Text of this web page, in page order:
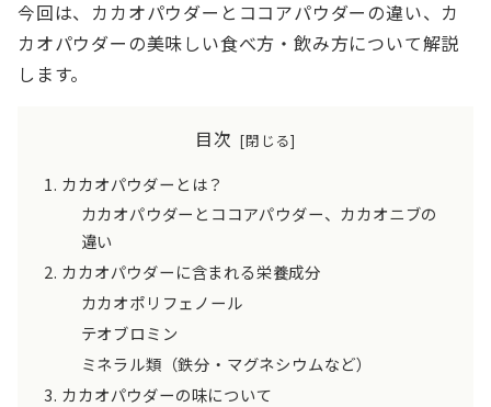
今回は、カカオパウダーとココアパウダーの違い、カ
カオパウダーの美味しい食べ方・飲み方について解説
します。
目次
カカオパウダーとは？
カカオパウダーとココアパウダー、カカオニブの
違い
カカオパウダーに含まれる栄養成分
カカオポリフェノール
テオブロミン
ミネラル類（鉄分・マグネシウムなど）
カカオパウダーの味について